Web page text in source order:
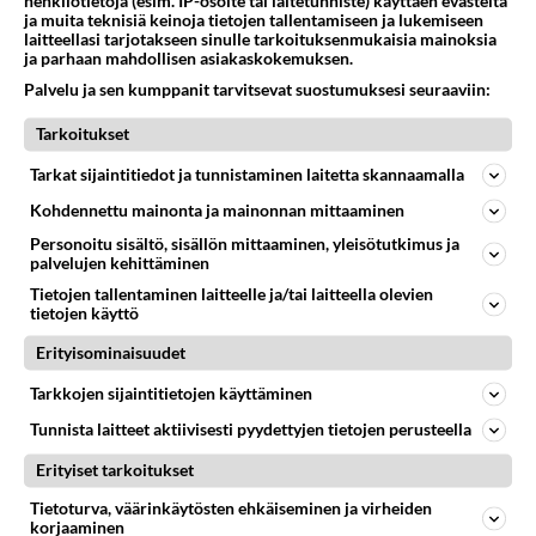
Takaisin ylös
LUETUIMMAT KESKUSTELUT
PÄIVÄ VIIKKO
Mitä tuot pöytään parisuhteessa?
04.08.2026 16:53
Sinkut
396
1600
Martinan bisneksillä ei mene hyvin
05.08.2026 05:51
Kotimaiset julkkisjuorut
1052
2 km on nykyään liian pitkä koulumatka
04.08.2026 10:07
Lieksa
80
899
Tiesitkö? Martina Aitolehden isäpuoli on tämä suosittu laulaja
05.08.2026 07:23
875
ja muita teknisiä keinoja tietojen tallentamiseen ja lukemiseen
laitteellasi tarjotakseen sinulle tarkoituksenmukaisia mainoksia
ja parhaan mahdollisen asiakaskokemuksen.
Palvelu ja sen kumppanit tarvitsevat suostumuksesi seuraaviin:
Tarkoitukset
Tarkat sijaintitiedot ja tunnistaminen laitetta skannaamalla
Kohdennettu mainonta ja mainonnan mittaaminen
Personoitu sisältö, sisällön mittaaminen, yleisötutkimus ja
palvelujen kehittäminen
Tietojen tallentaminen laitteelle ja/tai laitteella olevien
tietojen käyttö
Erityisominaisuudet
Tarkkojen sijaintitietojen käyttäminen
Tunnista laitteet aktiivisesti pyydettyjen tietojen perusteella
Erityiset tarkoitukset
Tietoturva, väärinkäytösten ehkäiseminen ja virheiden
korjaaminen